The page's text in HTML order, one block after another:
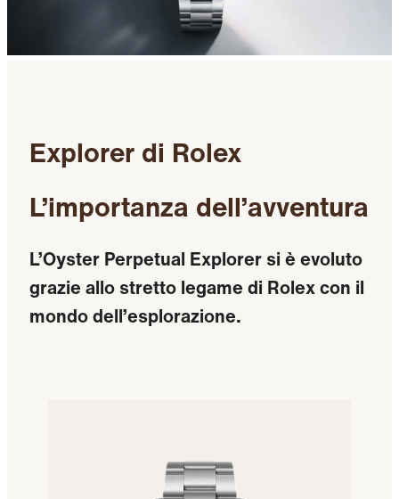
Explorer di Rolex
L’importanza dell’avventura
L’Oyster Perpetual Explorer si è evoluto
grazie allo stretto legame di Rolex con il
mondo dell’esplorazione.